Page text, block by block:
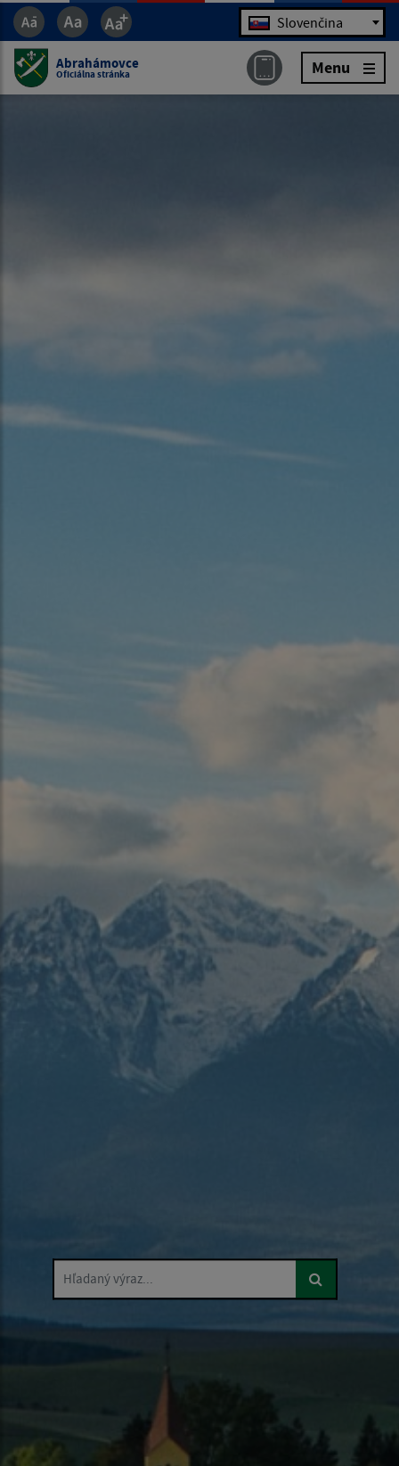
Jazyk Slovenčina
Abrahámovce
Oficiálna stránka Menu
Hľadaný výraz...